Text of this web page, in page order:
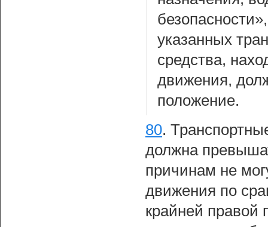
указанных
средства,
движения,
положение.
80.
должна
причинам не
движения по
крайней правой